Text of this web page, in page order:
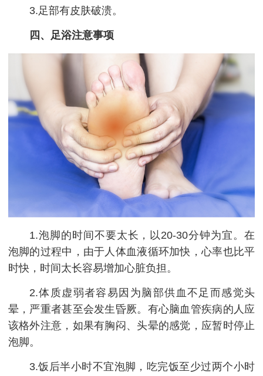
3.足部有皮肤破溃。
四、足浴注意事项
1.泡脚的时间不要太长，以20-30分钟为宜。在
泡脚的过程中，由于人体血液循环加快，心率也比平
时快，时间太长容易增加心脏负担。
2.体质虚弱者容易因为脑部供血不足而感觉头
晕，严重者甚至会发生昏厥。有心脑血管疾病的人应
该格外注意，如果有胸闷、头晕的感觉，应暂时停止
泡脚。
3.饭后半小时不宜泡脚，吃完饭至少过两个小时